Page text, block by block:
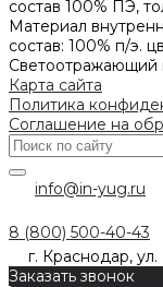
состав 100% ПЭ,
Материал
состав: 100% п/э.
Светоотражающий
Карта сайта
Политика
Соглашение на
info@in-yug.ru
8 (800) 500-40-43
г. Краснодар,
Заказать звонок